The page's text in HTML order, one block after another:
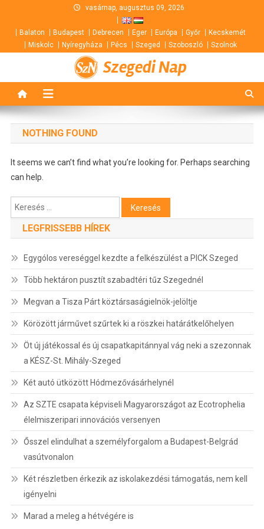
content
vasárnap, augusztus 09, 2026
Balaton Budapest Debrecen Eger Európa Győr
Kecskemét
Miskolc
Nyíregyháza Pécs Szeged Szoboszló Szolnok
Szegedi Nap
NOTHING FOUND
It seems we can’t find what you’re looking for. Perhaps searching
can help.
Keresés:
LEGFRISSEBB HÍREK
Egygólos vereséggel kezdte a felkészülést a PICK Szeged
Több hektáron pusztít szabadtéri tűz Szegednél
Megvan a Tisza Párt köztársaságielnök-jelöltje
Körözött járművet szűrtek ki a röszkei határátkelőhelyen
Öt új játékossal és új csapatkapitánnyal vág neki a szezonnak
a KÉSZ-St. Mihály-Szeged
Két autó ütközött Hódmezővásárhelynél
Az SZTE csapata képviseli Magyarországot az Ecotrophelia
élelmiszeripari innovációs versenyen
Ősszel elindulhat a személyforgalom a Budapest-Belgrád
vasútvonalon
Két részletben érkezik az iskolakezdési támogatás, nem kell
igényelni
Marad a meleg a hétvégére is